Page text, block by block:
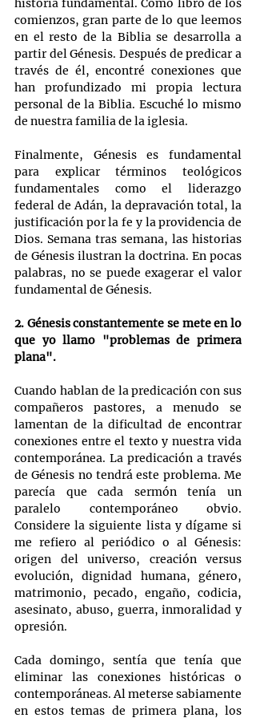
historia fundamental. Como libro de los
comienzos, gran parte de lo que leemos
en el resto de la Biblia se desarrolla a
partir del Génesis. Después de predicar a
través de él, encontré conexiones que
han profundizado mi propia lectura
personal de la Biblia. Escuché lo mismo
de nuestra familia de la iglesia.
Finalmente, Génesis es fundamental
para explicar términos teológicos
fundamentales como el liderazgo
federal de Adán, la depravación total, la
justificación por la fe y la providencia de
Dios. Semana tras semana, las historias
de Génesis ilustran la doctrina. En pocas
palabras, no se puede exagerar el valor
fundamental de Génesis.
2. Génesis constantemente se mete en lo
que yo llamo "problemas de primera
plana".
Cuando hablan de la predicación con sus
compañeros pastores, a menudo se
lamentan de la dificultad de encontrar
conexiones entre el texto y nuestra vida
contemporánea. La predicación a través
de Génesis no tendrá este problema. Me
parecía que cada sermón tenía un
paralelo contemporáneo obvio.
Considere la siguiente lista y dígame si
me refiero al periódico o al Génesis:
origen del universo, creación versus
evolución, dignidad humana, género,
matrimonio, pecado, engaño, codicia,
asesinato, abuso, guerra, inmoralidad y
opresión.
Cada domingo, sentía que tenía que
eliminar las conexiones históricas o
contemporáneas. Al meterse sabiamente
en estos temas de primera plana, los